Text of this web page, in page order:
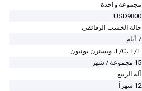
مجموعة واحدة
USD9800
حالة الخشب الرقائقي
7 أيام
L/C، T/T، ويسترن يونيون
15 مجموعة / شهر
آلة الربيع
12 شهراً